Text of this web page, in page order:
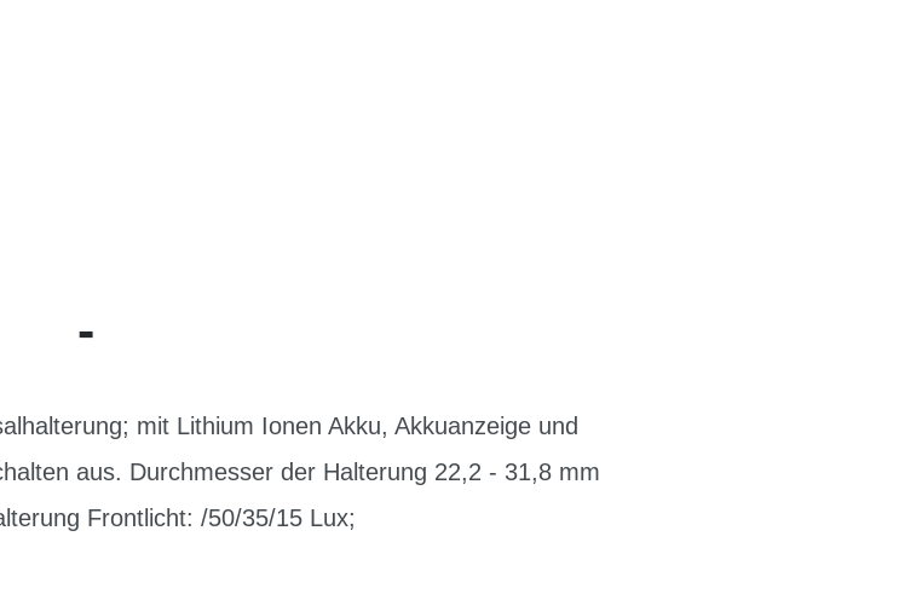
-
mit Lithium Ionen Akku, Akkuanzeige und
aus. Durchmesser der Halterung 22,2 - 31,8 mm
Frontlicht: /50/35/15 Lux;